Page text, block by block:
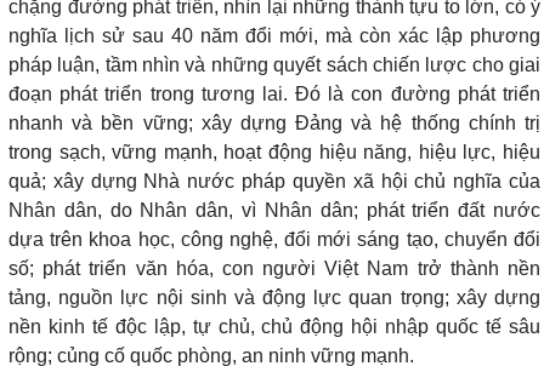
chặng đường phát triển, nhìn lại những thành tựu to lớn, có ý
nghĩa lịch sử sau 40 năm đổi mới, mà còn xác lập phương
pháp luận, tầm nhìn và những quyết sách chiến lược cho giai
đoạn phát triển trong tương lai. Đó là con đường phát triển
nhanh và bền vững; xây dựng Đảng và hệ thống chính trị
trong sạch, vững mạnh, hoạt động hiệu năng, hiệu lực, hiệu
quả; xây dựng Nhà nước pháp quyền xã hội chủ nghĩa của
Nhân dân, do Nhân dân, vì Nhân dân; phát triển đất nước
dựa trên khoa học, công nghệ, đổi mới sáng tạo, chuyển đổi
số; phát triển văn hóa, con người Việt Nam trở thành nền
tảng, nguồn lực nội sinh và động lực quan trọng; xây dựng
nền kinh tế độc lập, tự chủ, chủ động hội nhập quốc tế sâu
rộng; củng cố quốc phòng, an ninh vững mạnh.